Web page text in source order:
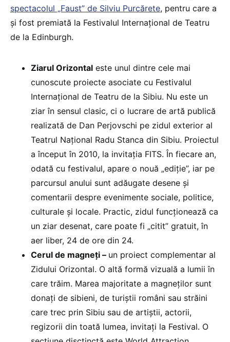
spectacolul „Faust” de Silviu Purcărete, pentru care a
și fost premiată la Festivalul Internaţional de Teatru
de la Edinburgh.
Ziarul Orizontal este unul dintre cele mai
cunoscute proiecte asociate cu Festivalul
Internațional de Teatru de la Sibiu. Nu este un
ziar în sensul clasic, ci o lucrare de artă publică
realizată de Dan Perjovschi pe zidul exterior al
Teatrul Național Radu Stanca din Sibiu. Proiectul
a început în 2010, la invitația FITS. În fiecare an,
odată cu festivalul, apare o nouă „ediție”, iar pe
parcursul anului sunt adăugate desene și
comentarii despre evenimente sociale, politice,
culturale și locale. Practic, zidul funcționează ca
un ziar desenat, care poate fi „citit” gratuit, în
aer liber, 24 de ore din 24.
Cerul de magneți – un proiect complementar al
Zidului Orizontal. O altă formă vizuală a lumii în
care trăim. Marea majoritate a magneților sunt
donați de sibieni, de turiștii români sau străini
care trec prin Sibiu sau de artiștii, actorii,
regizorii din toată lumea, invitați la Festival. O